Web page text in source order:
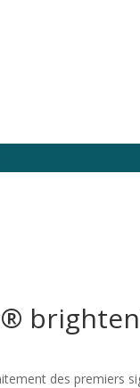
des premiers